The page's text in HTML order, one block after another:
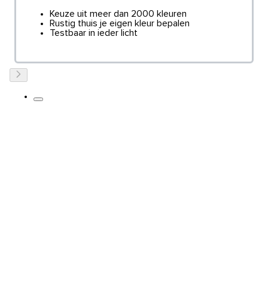
Keuze uit meer dan 2000 kleuren
Rustig thuis je eigen kleur bepalen
Testbaar in ieder licht